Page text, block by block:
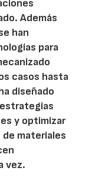
Además
han
para
casos hasta
diseñado
y optimizar
materiales
vez.